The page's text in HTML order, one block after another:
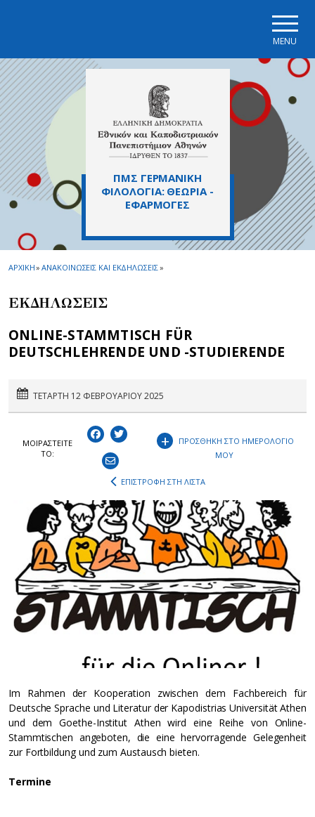
MENU
ΠΜΣ ΓΕΡΜΑΝΙΚΗ
ΦΙΛΟΛΟΓΙΑ: ΘΕΩΡΙΑ -
ΕΦΑΡΜΟΓΕΣ
ΑΡΧΙΚΗ» ΑΝΑΚΟΙΝΩΣΕΙΣ ΚΑΙ ΕΚΔΗΛΩΣΕΙΣ»
ΕΚΔΗΛΩΣΕΙΣ
ONLINE-STAMMTISCH FÜR
DEUTSCHLEHRENDE UND -STUDIERENDE
ΤΕΤΑΡΤΗ 12 ΦΕΒΡΟΥΑΡΙΟΥ 2025
ΜΟΙΡΑΣΤEIΤΕ
ΤΟ:
+
ΠΡΟΣΘΗΚΗ ΣΤΟ ΗΜΕΡΟΛΟΓΙΟ
ΜΟΥ
ΕΠΙΣΤΡΟΦΗ ΣΤΗ ΛΙΣΤΑ
Im Rahmen der Kooperation zwischen dem Fachbereich für
Deutsche Sprache und Literatur der Kapodistrias Universität Athen
und dem Goethe-Institut Athen wird eine Reihe von Online-
Stammtischen angeboten, die eine hervorragende Gelegenheit
zur Fortbildung und zum Austausch bieten.
Termine